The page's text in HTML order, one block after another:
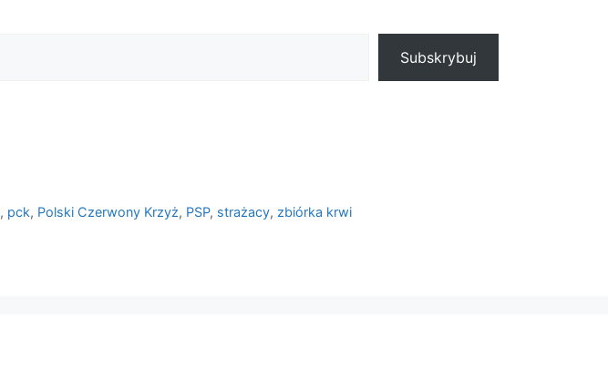
Subskrybuj
, pck, Polski Czerwony Krzyż, PSP, strażacy, zbiórka krwi